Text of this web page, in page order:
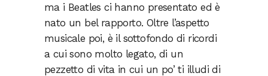
ma i Beatles ci hanno presentato ed è
nato un bel rapporto. Oltre l’aspetto
musicale poi, è il sottofondo di ricordi
a cui sono molto legato, di un
pezzetto di vita in cui un po’ ti illudi di